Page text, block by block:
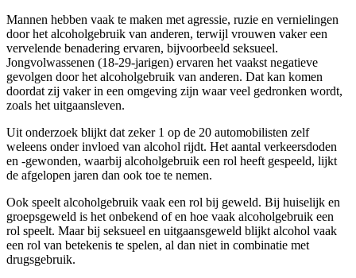
Mannen hebben vaak te maken met agressie, ruzie en vernielingen
door het alcoholgebruik van anderen, terwijl vrouwen vaker een
vervelende benadering ervaren, bijvoorbeeld seksueel.
Jongvolwassenen (18-29-jarigen) ervaren het vaakst negatieve
gevolgen door het alcoholgebruik van anderen. Dat kan komen
doordat zij vaker in een omgeving zijn waar veel gedronken wordt,
zoals het uitgaansleven.
Uit onderzoek blijkt dat zeker 1 op de 20 automobilisten zelf
weleens onder invloed van alcohol rijdt. Het aantal verkeersdoden
en -gewonden, waarbij alcoholgebruik een rol heeft gespeeld, lijkt
de afgelopen jaren dan ook toe te nemen.
Ook speelt alcoholgebruik vaak een rol bij geweld. Bij huiselijk en
groepsgeweld is het onbekend of en hoe vaak alcoholgebruik een
rol speelt. Maar bij seksueel en uitgaansgeweld blijkt alcohol vaak
een rol van betekenis te spelen, al dan niet in combinatie met
drugsgebruik.